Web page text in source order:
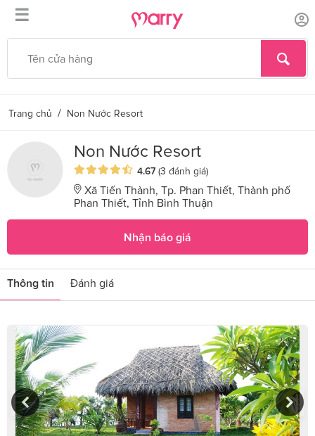
☰
Trang chủ / Non Nước Resort
Non Nước Resort
4.67 (3 đánh giá)
Xã Tiến Thành, Tp. Phan Thiết, Thành phố
Phan Thiết, Tỉnh Bình Thuận
Nhận báo giá
Thông tin Đánh giá